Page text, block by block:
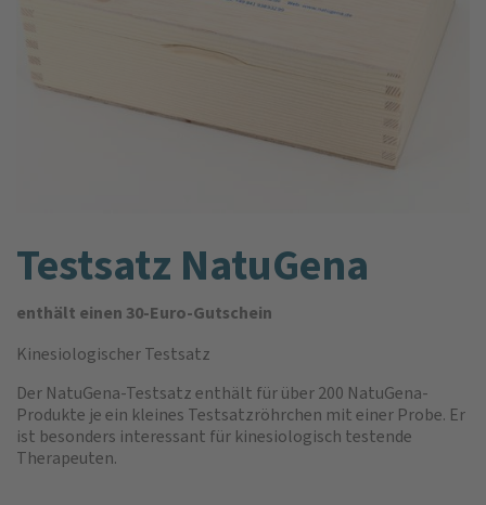
Testsatz NatuGena
enthält einen 30-Euro-Gutschein
Kinesiologischer Testsatz
Der NatuGena-Testsatz enthält für über 200 NatuGena-
Produkte je ein kleines Testsatzröhrchen mit einer Probe. Er
ist besonders interessant für kinesiologisch testende
Therapeuten.